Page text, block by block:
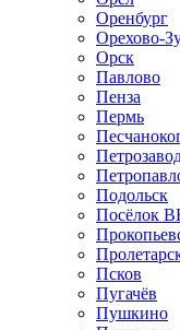
Оренбург
Орехово-
Орск
Павлово
Пенза
Пермь
Подольск
Посёлок
Псков
Пугачёв
Пушкино